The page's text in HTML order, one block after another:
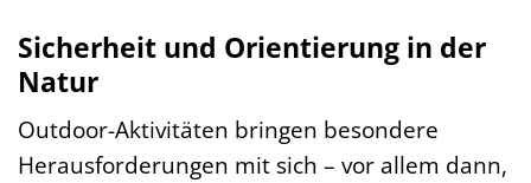
Sicherheit und Orientierung in der
Natur
Outdoor-Aktivitäten bringen besondere
Herausforderungen mit sich – vor allem dann,